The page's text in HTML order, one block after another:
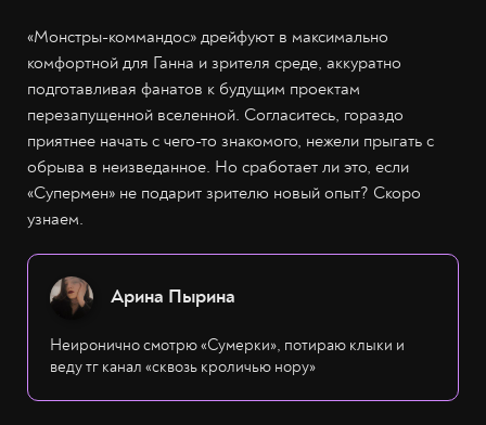
«Монстры-коммандос» дрейфуют в максимально
комфортной для Ганна и зрителя среде, аккуратно
подготавливая фанатов к будущим проектам
перезапущенной вселенной. Согласитесь, гораздо
приятнее начать с чего-то знакомого, нежели прыгать с
обрыва в неизведанное. Но сработает ли это, если
«Супермен» не подарит зрителю новый опыт? Скоро
узнаем.
Арина Пырина
Неиронично смотрю «Сумерки», потираю клыки и
веду тг канал «сквозь кроличью нору»